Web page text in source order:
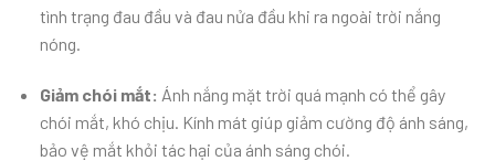
tình trạng đau đầu và đau nửa đầu khi ra ngoài trời nắng
nóng.
Giảm chói mắt: Ánh nắng mặt trời quá mạnh có thể gây
chói mắt, khó chịu. Kính mát giúp giảm cường độ ánh sáng,
bảo vệ mắt khỏi tác hại của ánh sáng chói.